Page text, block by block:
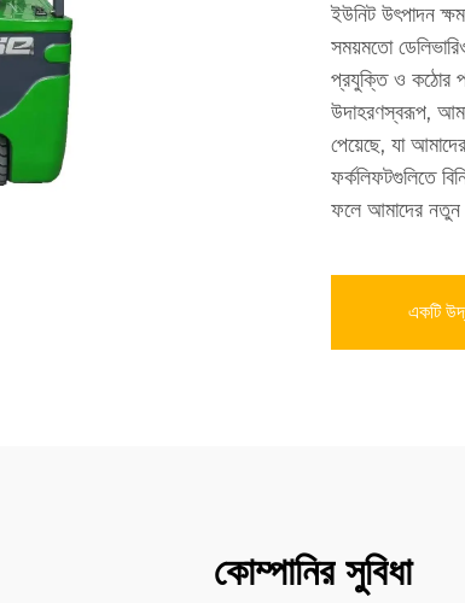
ইউনিট উৎপাদন
সময়মতো
প্রযুক্তি ও কঠোর
উদাহরণস্বরূপ,
পেয়েছে, যা
ফর্কলিফটগুলিতে
ফলে আমাদের নতুন
একটি
কোম্পানির সুবিধা